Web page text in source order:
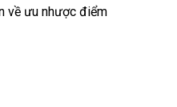
về ưu nhược điểm